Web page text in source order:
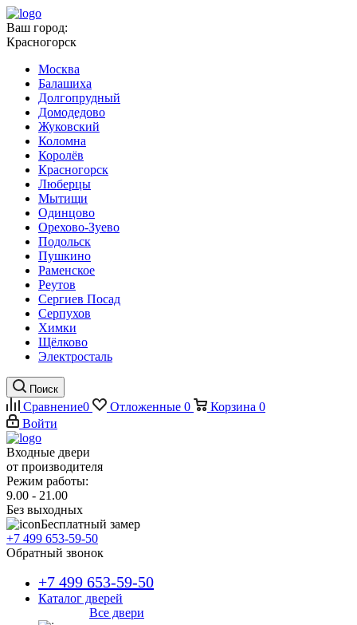
Ваш город:
Красногорск
Москва
Балашиха
Долгопрудный
Домодедово
Жуковский
Коломна
Королёв
Красногорск
Люберцы
Мытищи
Одинцово
Орехово-Зуево
Подольск
Пушкино
Раменское
Реутов
Сергиев Посад
Серпухов
Химки
Щёлково
Электросталь
Поиск
Сравнение0 Отложенные 0 Корзина 0
Войти
Входные двери
от производителя
Режим работы:
9.00 - 21.00
Без выходных
Бесплатный замер
+7 499 653-59-50
Обратный звонок
+7 499 653-59-50
Каталог дверей
Все двери